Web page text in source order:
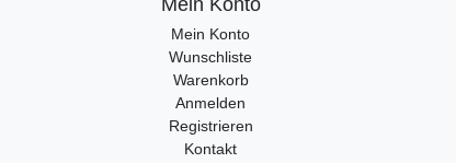
Mein Konto
Mein Konto
Wunschliste
Warenkorb
Anmelden
Registrieren
Kontakt